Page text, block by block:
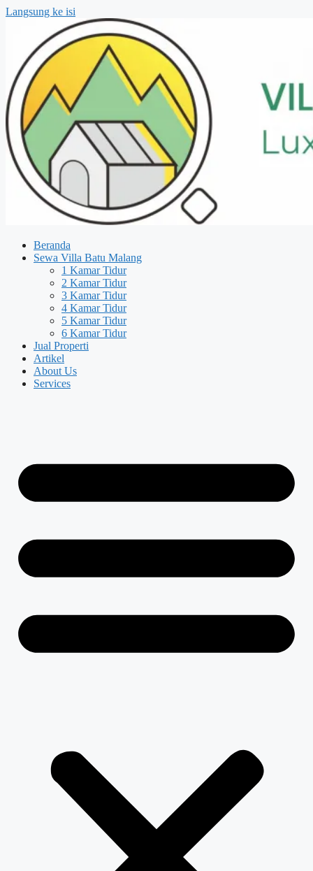
Langsung ke isi
Beranda
Sewa Villa Batu Malang
1 Kamar Tidur
2 Kamar Tidur
3 Kamar Tidur
4 Kamar Tidur
5 Kamar Tidur
6 Kamar Tidur
Jual Properti
Artikel
About Us
Services